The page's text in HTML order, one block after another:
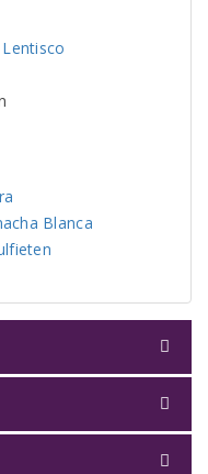
Blanca